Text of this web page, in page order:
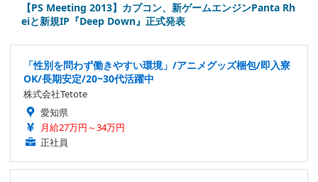
【PS Meeting 2013】カプコン、新ゲームエンジンPanta Rh
eiと新規IP『Deep Down』正式発表
「性別を問わず働きやすい環境」/アニメグッズ梱包/即入寮
OK/長期安定/20~30代活躍中
株式会社Tetote
愛知県
月給27万円～34万円
正社員